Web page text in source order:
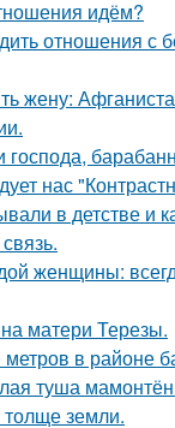
идём?
отношения с
жену:
нас
в детстве и
женщины:
матери Терезы.
в районе
туша
земли.